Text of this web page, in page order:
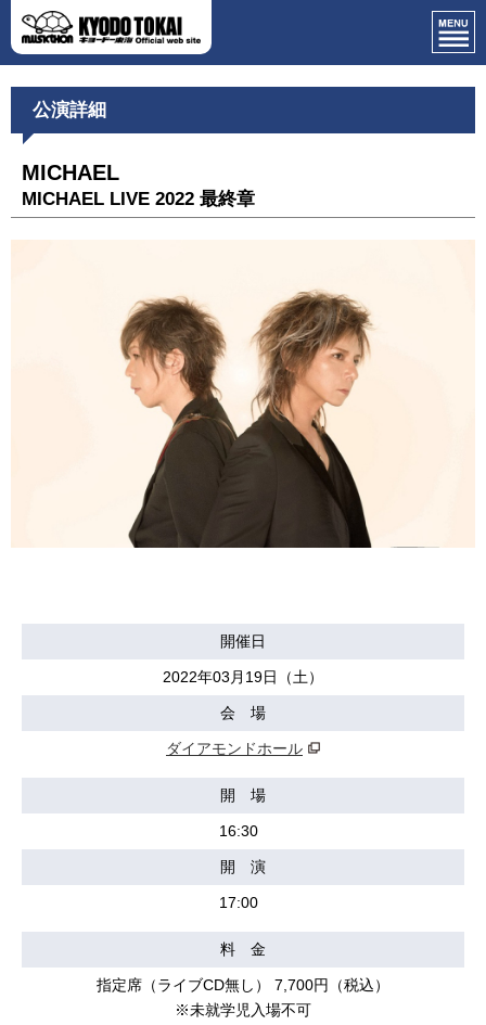
公演詳細
MICHAEL
MICHAEL LIVE 2022 最終章
開催日
2022年03月19日（土）
会 場
ダイアモンドホール
開 場
16:30
開 演
17:00
料 金
指定席（ライブCD無し） 7,700円（税込）
※未就学児入場不可